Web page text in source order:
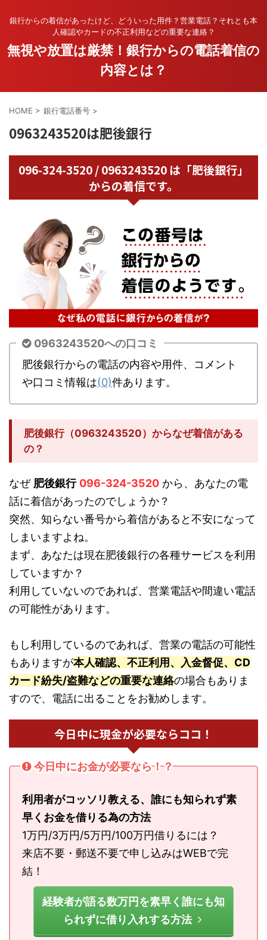
銀行からの着信があったけど、どういった用件？営業電話？それとも本
人確認やカードの不正利用などの重要な連絡？
無視や放置は厳禁！銀行からの電話着信の
内容とは？
HOME > 銀行電話番号 >
0963243520は肥後銀行
096-324-3520 / 0963243520 は「肥後銀行」
からの着信です。
0963243520への口コミ
肥後銀行からの電話の内容や用件、コメント
や口コミ情報は(0)件あります。
肥後銀行（0963243520）からなぜ着信がある
の？
なぜ 肥後銀行 096-324-3520 から、あなたの電
話に着信があったのでしょうか？
突然、知らない番号から着信があると不安になって
しまいますよね。
まず、あなたは現在肥後銀行の各種サービスを利用
していますか？
利用していないのであれば、営業電話や間違い電話
の可能性があります。
もし利用しているのであれば、営業の電話の可能性
もありますが本人確認、不正利用、入金督促、CD
カード紛失/盗難などの重要な連絡の場合もありま
すので、電話に出ることをお勧めします。
今日中に現金が必要ならココ！
今日中にお金が必要なら！？
利用者がコッソリ教える、誰にも知られず素
早くお金を借りる為の方法
1万円/3万円/5万円/100万円借りるには？
来店不要・郵送不要で申し込みはWEBで完
結！
経験者が語る数万円を素早く誰にも知
られずに借り入れする方法